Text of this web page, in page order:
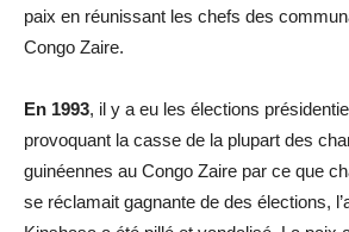
paix en réunissant les chefs des
Congo Zaire.
En 1993, il y a eu les élections
provoquant la casse de la plupart des
guinéennes au Congo Zaire par ce que
se réclamait gagnante de des élections,